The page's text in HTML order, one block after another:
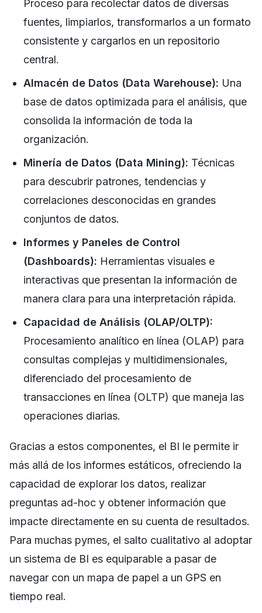
Proceso para recolectar datos de diversas
fuentes, limpiarlos, transformarlos a un formato
consistente y cargarlos en un repositorio
central.
Almacén de Datos (Data Warehouse): Una
base de datos optimizada para el análisis, que
consolida la información de toda la
organización.
Minería de Datos (Data Mining): Técnicas
para descubrir patrones, tendencias y
correlaciones desconocidas en grandes
conjuntos de datos.
Informes y Paneles de Control
(Dashboards): Herramientas visuales e
interactivas que presentan la información de
manera clara para una interpretación rápida.
Capacidad de Análisis (OLAP/OLTP):
Procesamiento analítico en línea (OLAP) para
consultas complejas y multidimensionales,
diferenciado del procesamiento de
transacciones en línea (OLTP) que maneja las
operaciones diarias.
Gracias a estos componentes, el BI le permite ir
más allá de los informes estáticos, ofreciendo la
capacidad de explorar los datos, realizar
preguntas ad-hoc y obtener información que
impacte directamente en su cuenta de resultados.
Para muchas pymes, el salto cualitativo al adoptar
un sistema de BI es equiparable a pasar de
navegar con un mapa de papel a un GPS en
tiempo real.